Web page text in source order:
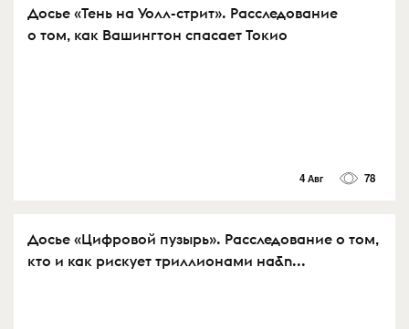
Досье «Тень на Уолл-стрит». Расследование
о том, как Вашингтон спасает Токио
4 Авг 78
Досье «Цифровой пузырь». Расследование о том,
кто и как рискует триллионами на&n...